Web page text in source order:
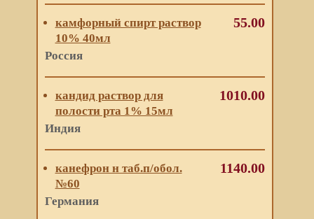
камфорный спирт раствор
10% 40мл
Россия
55.00
кандид раствор для
полости рта 1% 15мл
Индия
1010.00
канефрон н таб.п/обол.
№60
Германия
1140.00